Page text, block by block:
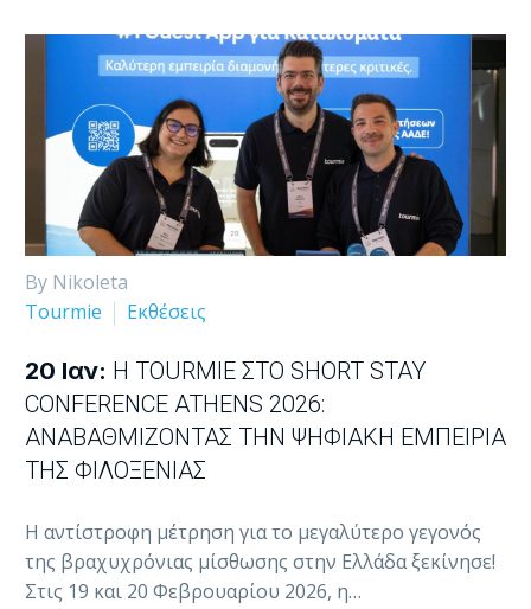
By Nikoleta
Tourmie
Εκθέσεις
20 Ιαν: Η TOURMIE ΣΤΟ SHORT STAY
CONFERENCE ATHENS 2026:
ΑΝΑΒΑΘΜΊΖΟΝΤΑΣ ΤΗΝ ΨΗΦΙΑΚΉ ΕΜΠΕΙΡΊΑ
ΤΗΣ ΦΙΛΟΞΕΝΊΑΣ
Η αντίστροφη μέτρηση για το μεγαλύτερο γεγονός
της βραχυχρόνιας μίσθωσης στην Ελλάδα ξεκίνησε!
Στις 19 και 20 Φεβρουαρίου 2026, η…